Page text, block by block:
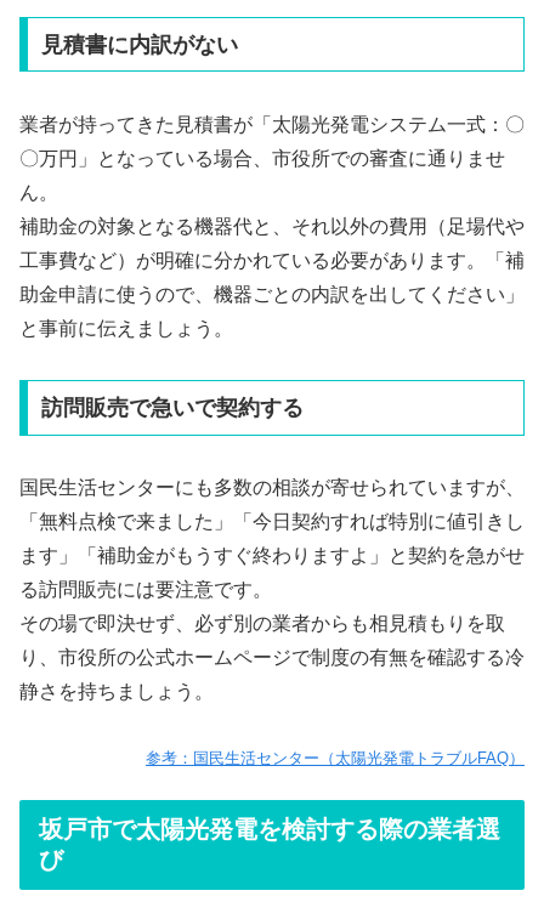
見積書に内訳がない
業者が持ってきた見積書が「太陽光発電システム一式：〇
〇万円」となっている場合、市役所での審査に通りませ
ん。
補助金の対象となる機器代と、それ以外の費用（足場代や
工事費など）が明確に分かれている必要があります。「補
助金申請に使うので、機器ごとの内訳を出してください」
と事前に伝えましょう。
訪問販売で急いで契約する
国民生活センターにも多数の相談が寄せられていますが、
「無料点検で来ました」「今日契約すれば特別に値引きし
ます」「補助金がもうすぐ終わりますよ」と契約を急がせ
る訪問販売には要注意です。
その場で即決せず、必ず別の業者からも相見積もりを取
り、市役所の公式ホームページで制度の有無を確認する冷
静さを持ちましょう。
参考：国民生活センター（太陽光発電トラブルFAQ）
坂戸市で太陽光発電を検討する際の業者選
び